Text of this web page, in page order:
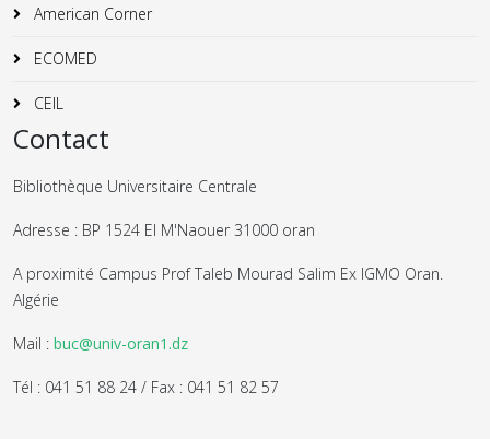
American Corner
ECOMED
CEIL
Contact
Bibliothèque Universitaire Centrale
Adresse : BP 1524 El M'Naouer 31000 oran
A proximité Campus Prof Taleb Mourad Salim Ex IGMO Oran.
Algérie
Mail : buc@univ-oran1.dz
Tél : 041 51 88 24 / Fax : 041 51 82 57